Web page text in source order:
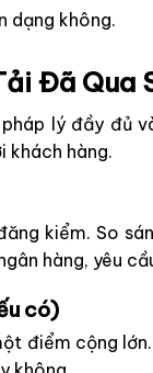
dạng không.
Đã Qua
lý đầy đủ
khách hàng.
kiểm. So
hàng, yêu
có)
điểm cộng